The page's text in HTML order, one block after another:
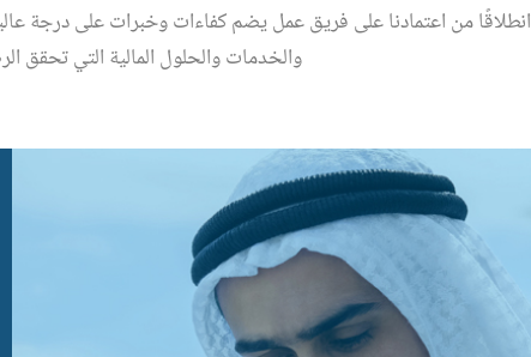
انطلاقًا من اعتمادنا على فريق عمل يضم كفاءات وخبرات على درجة
والخدمات والحلول المالية التي تحقق